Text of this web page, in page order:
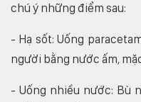
chú ý những điểm sau:
- Hạ sốt: Uống
người bằng nước ấm,
- Uống nhiều nước: Bù